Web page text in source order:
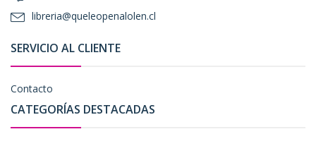
libreria@queleopenalolen.cl
SERVICIO AL CLIENTE
Contacto
CATEGORÍAS DESTACADAS